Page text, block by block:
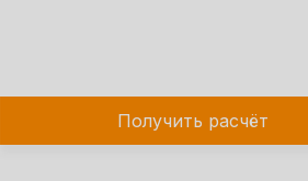
Получить расчёт